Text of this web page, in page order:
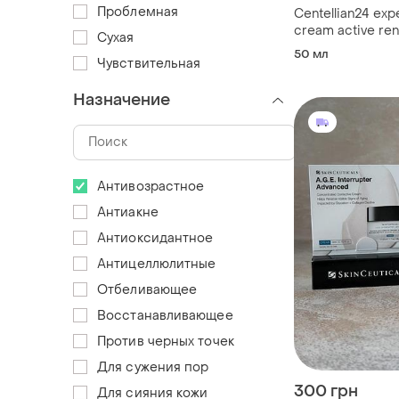
Centellian24
cream active
крем для
50 мл
300 грн
Проблемная
Сухая
Чувствительная
Назначение
Антивозрастное
Антиакне
Антиоксидантное
Антицеллюлитные
Отбеливающее
Восстанавливающее
Против черных точек
Для сужения пор
Для сияния кожи